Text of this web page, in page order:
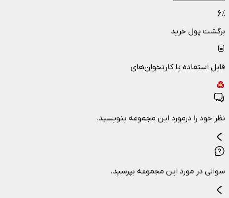
6٪
برگشت پول خرید
قابل استفاده با کارتخوان‌های
نظر خود را درمورد این مجموعه بنویسید.
سوالی در مورد این مجموعه بپرسید.